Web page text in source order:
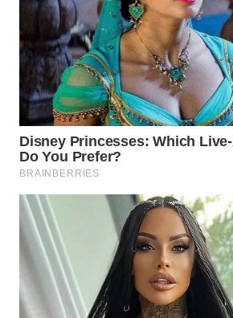
WN
MAJALENGKA
WN
SUBANG
WN
SUKABUMI
PURWAKARTA
WN
PRIANGAN
TIMUR